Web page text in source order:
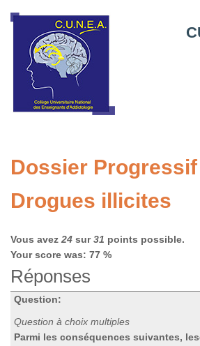
Dossier Progressif
Drogues illicites
Vous avez 24 sur31 points possible.
Your score was: 77 %
Réponses
Question:
Question à choix multiples
Parmi les conséquences suivantes,